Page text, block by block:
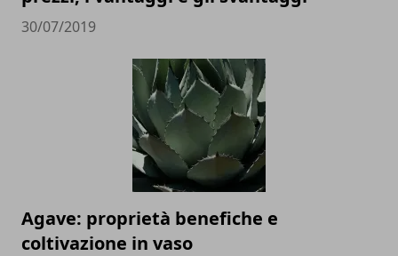
30/07/2019
Agave: proprietà benefiche e
coltivazione in vaso